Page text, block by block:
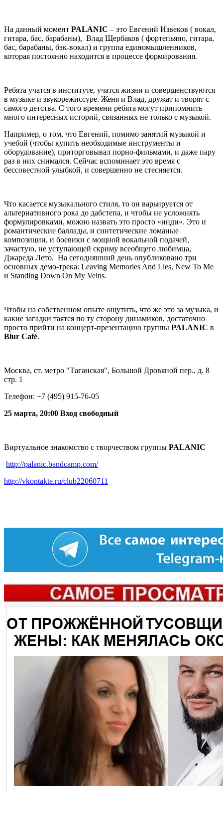
На данный момент PALANIC – это Евгений Извеков ( вокал,
гитара, бас, барабаны), Влад Щербаков ( фортепьяно, гитара,
бас, барабаны, бэк-вокал) и группа единомышленников,
которая постоянно находится в процессе формирования.
Ребята учатся в институте, учатся жизни и совершенствуются
в музыке и звукорежиссуре. Женя и Влад, дружат и творят с
самого детства. С того времени ребята могут припомнить
много интересных историй, связанных не только с музыкой.
Например, о том, что Евгений, помимо занятий музыкой и
учебой (чтобы купить необходимые инструменты и
оборудование), приторговывал порно-фильмами, и даже пару
раз в них снимался. Сейчас вспоминает это время с
бессовестной улыбкой, и совершенно не стесняется.
Что касается музыкального стиля, то он варьируется от
альтернативного рока до дабстепа, и чтобы не усложнять
формулировками, можно назвать это просто «инди». Это и
романтические баллады, и синтетические ломаные
композиции, и боевики с мощной вокальной подачей,
зачастую, не уступающей скриму всеобщего любимца,
Джареда Лето. На сегодняшний день опубликовано три
основных демо-трека: Leaving Memories And Lies, New To Me
и Standing Down On My Veins.
Чтобы на собственном опыте ощутить, что же это за музыка, и
какие загадки таятся по ту сторону динамиков, достаточно
просто прийти на концерт-презентацию группы PALANIC в
Blur Café.
Москва, ст. метро "Таганская", Большой Дровяной пер., д. 8
стр. 1
Телефон: +7 (495) 915-76-05
25 марта, 20:00 Вход свободный
Виртуальное знакомство с творчеством группы PALANIC
http://palanic.bandcamp.com/
http://vkontakte.ru/club22060711